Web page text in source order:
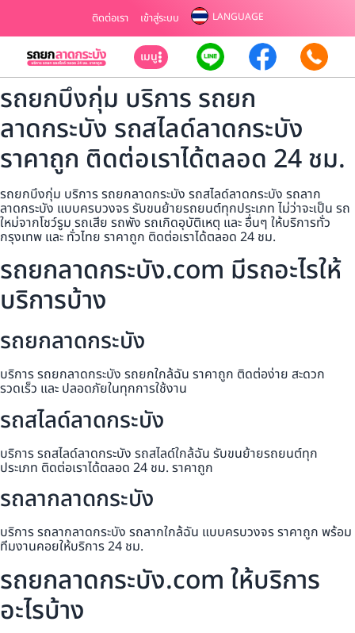
ติดต่อเรา เข้าสู่ระบบ LANGUAGE
เมนู
รถยกบึงกุ่ม บริการ รถยก
ลาดกระบัง รถสไลด์ลาดกระบัง
ราคาถูก ติดต่อเราได้ตลอด 24 ชม.
รถยกบึงกุ่ม บริการ รถยกลาดกระบัง รถสไลด์ลาดกระบัง รถลาก
ลาดกระบัง แบบครบวงจร รับขนย้ายรถยนต์ทุกประเภท ไม่ว่าจะเป็น รถ
ใหม่จากโชว์รูม รถเสีย รถพัง รถเกิดอุบัติเหตุ และ อื่นๆ ให้บริการทั่ว
กรุงเทพ และ ทั่วไทย ราคาถูก ติดต่อเราได้ตลอด 24 ชม.
รถยกลาดกระบัง.com มีรถอะไรให้
บริการบ้าง
รถยกลาดกระบัง
บริการ รถยกลาดกระบัง รถยกใกล้ฉัน ราคาถูก ติดต่อง่าย สะดวก
รวดเร็ว และ ปลอดภัยในทุกการใช้งาน
รถสไลด์ลาดกระบัง
บริการ รถสไลด์ลาดกระบัง รถสไลด์ใกล้ฉัน รับขนย้ายรถยนต์ทุก
ประเภท ติดต่อเราได้ตลอด 24 ชม. ราคาถูก
รถลากลาดกระบัง
บริการ รถลากลาดกระบัง รถลากใกล้ฉัน แบบครบวงจร ราคาถูก พร้อม
ทีมงานคอยให้บริการ 24 ชม.
รถยกลาดกระบัง.com ให้บริการ
อะไรบ้าง